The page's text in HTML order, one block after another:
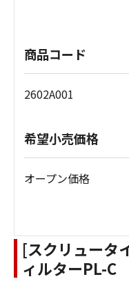
商品コード
2602A001
希望小売価格
オープン価格
[スクリュータ
ィルターPL-C